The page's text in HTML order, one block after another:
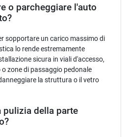
o parcheggiare l'auto
sopportare un carico massimo di
lo rende estremamente
sicura in viali d'accesso,
zone di passaggio pedonale
la struttura o il vetro
pulizia della parte